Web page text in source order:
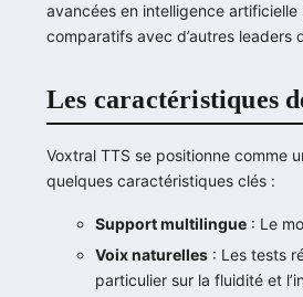
avancées en intelligence
comparatifs avec d’autres leaders
Les caractéristiques
Voxtral TTS se positionne comme
quelques caractéristiques clés :
Support multilingue : Le
Voix naturelles : Les tests
particulier sur la fluidité et